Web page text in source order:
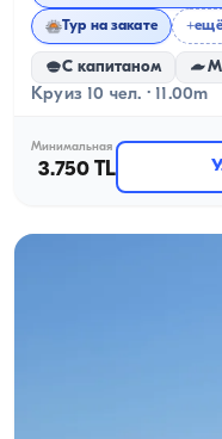
Тур на закате
С капитаном
Круиз 10 чел. · 11.00m
Минимальная
3.750 TL